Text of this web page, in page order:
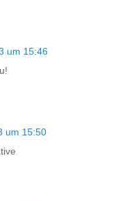
um 15:46
um 15:50